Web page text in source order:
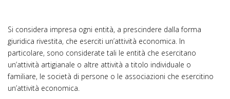
Si considera impresa ogni entità, a prescindere dalla forma
giuridica rivestita, che eserciti un’attività economica. In
particolare, sono considerate tali le entità che esercitano
un’attività artigianale o altre attività a titolo individuale o
familiare, le società di persone o le associazioni che esercitino
un’attività economica.